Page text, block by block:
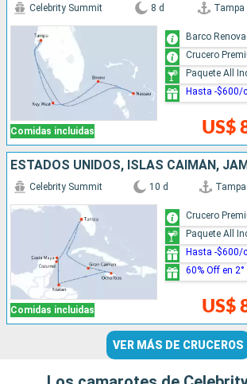
Comidas incluidas
Celebrity Summit 8 d Tampa
US$
Barco
Crucero
Paquete All
Hasta -$600/
Comidas incluidas
Celebrity Summit 10 d Tampa
US$
Crucero
Paquete All
Hasta -$600/
60% Off en
VER MÁS DE CRUCEROS